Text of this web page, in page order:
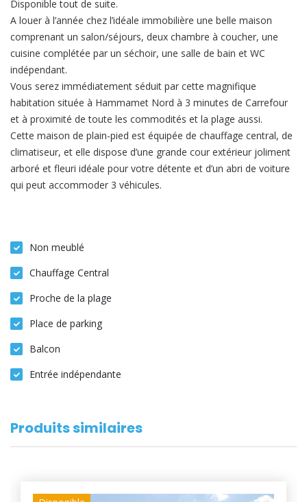
Disponible tout de suite.
A louer à l’année chez l’idéale immobilière une belle maison
comprenant un salon/séjours, deux chambre à coucher, une
cuisine complétée par un séchoir, une salle de bain et WC
indépendant.
Vous serez immédiatement séduit par cette magnifique
habitation située à Hammamet Nord à 3 minutes de Carrefour
et à proximité de toute les commodités et la plage aussi.
Cette maison de plain-pied est équipée de chauffage central, de
climatiseur, et elle dispose d’une grande cour extérieur joliment
arboré et fleuri idéale pour votre détente et d’un abri de voiture
qui peut accommoder 3 véhicules.
Non meublé
Chauffage Central
Proche de la plage
Place de parking
Balcon
Entrée indépendante
Produits similaires